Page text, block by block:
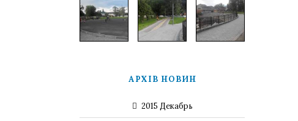
АРХІВ НОВИН
2015 Декабрь